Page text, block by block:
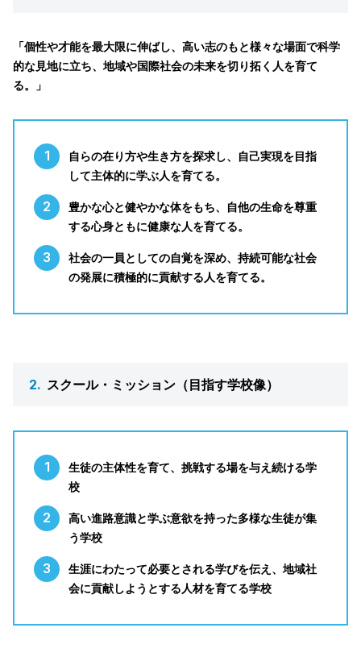
「個性や才能を最大限に伸ばし、高い志のもと様々な場面で科学
的な見地に立ち、地域や国際社会の未来を切り拓く人を育て
る。」
自らの在り方や生き方を探求し、自己実現を目指
して主体的に学ぶ人を育てる。
豊かな心と健やかな体をもち、自他の生命を尊重
する心身ともに健康な人を育てる。
社会の一員としての自覚を深め、持続可能な社会
の発展に積極的に貢献する人を育てる。
2. スクール・ミッション（目指す学校像）
生徒の主体性を育て、挑戦する場を与え続ける学
校
高い進路意識と学ぶ意欲を持った多様な生徒が集
う学校
生涯にわたって必要とされる学びを伝え、地域社
会に貢献しようとする人材を育てる学校